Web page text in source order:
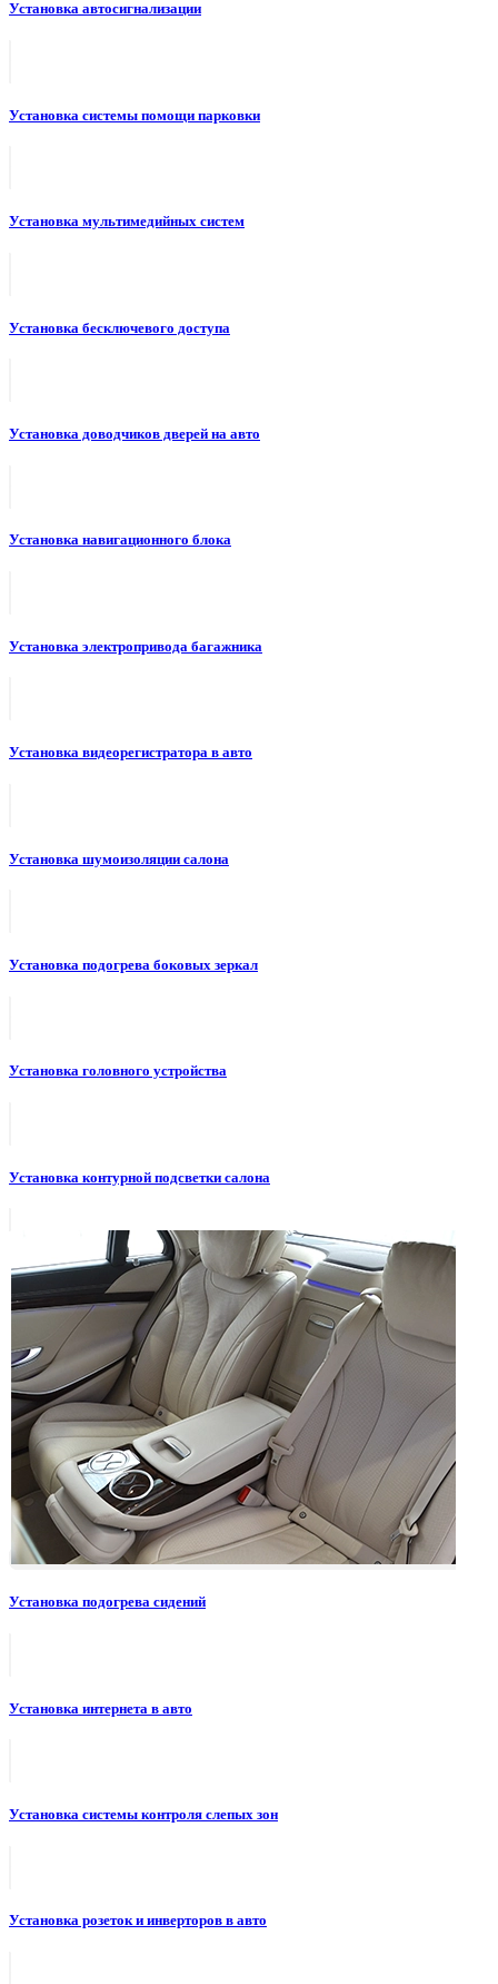
Установка автосигнализации
Установка системы помощи парковки
Установка мультимедийных систем
Установка бесключевого доступа
Установка доводчиков дверей на авто
Установка навигационного блока
Установка электропривода багажника
Установка видеорегистратора в авто
Установка шумоизоляции салона
Установка подогрева боковых зеркал
Установка головного устройства
Установка контурной подсветки салона
Установка подогрева сидений
Установка интернета в авто
Установка системы контроля слепых зон
Установка розеток и инверторов в авто